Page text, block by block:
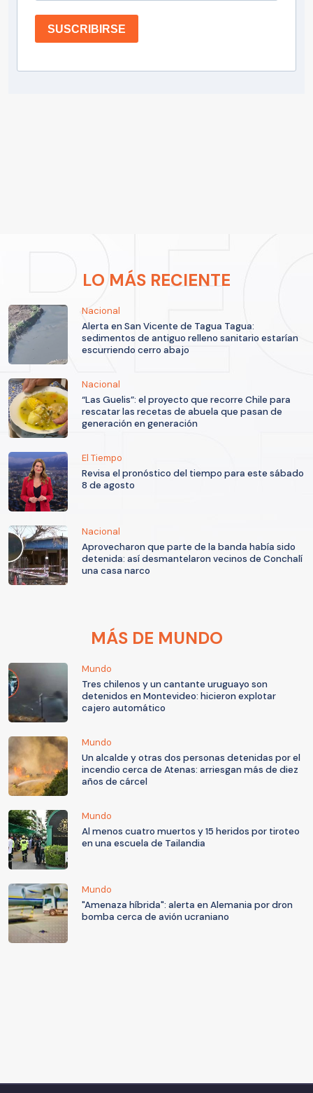
SUSCRIBIRSE
LO MÁS RECIENTE
Nacional
Alerta en San Vicente de Tagua Tagua:
sedimentos de antiguo relleno sanitario estarían
escurriendo cerro abajo
Nacional
“Las Guelis”: el proyecto que recorre Chile para
rescatar las recetas de abuela que pasan de
generación en generación
El Tiempo
Revisa el pronóstico del tiempo para este sábado
8 de agosto
Nacional
Aprovecharon que parte de la banda había sido
detenida: así desmantelaron vecinos de Conchalí
una casa narco
MÁS DE MUNDO
Mundo
Tres chilenos y un cantante uruguayo son
detenidos en Montevideo: hicieron explotar
cajero automático
Mundo
Un alcalde y otras dos personas detenidas por el
incendio cerca de Atenas: arriesgan más de diez
años de cárcel
Mundo
Al menos cuatro muertos y 15 heridos por tiroteo
en una escuela de Tailandia
Mundo
"Amenaza híbrida": alerta en Alemania por dron
bomba cerca de avión ucraniano